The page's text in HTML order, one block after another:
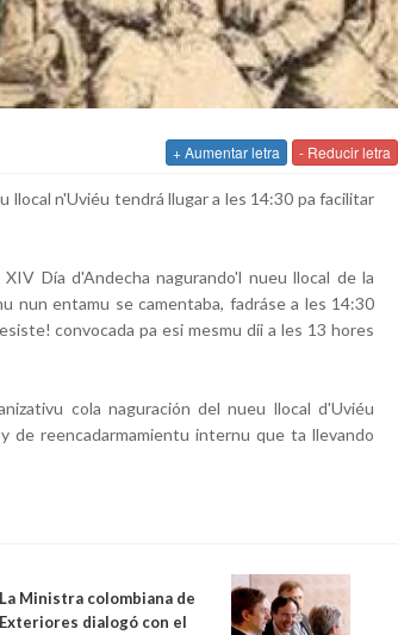
+ Aumentar letra - Reducir letra
llocal n'Uviéu tendrá llugar a les 14:30 pa facilitar
Día d'Andecha nagurando'l nueu llocal de la
nun entamu se camentaba, fadráse a les 14:30
convocada pa esi mesmu díi a les 13 hores
cola naguración del nueu llocal d'Uviéu
de reencadarmamientu internu que ta llevando
La Ministra colombiana de
Exteriores dialogó con el